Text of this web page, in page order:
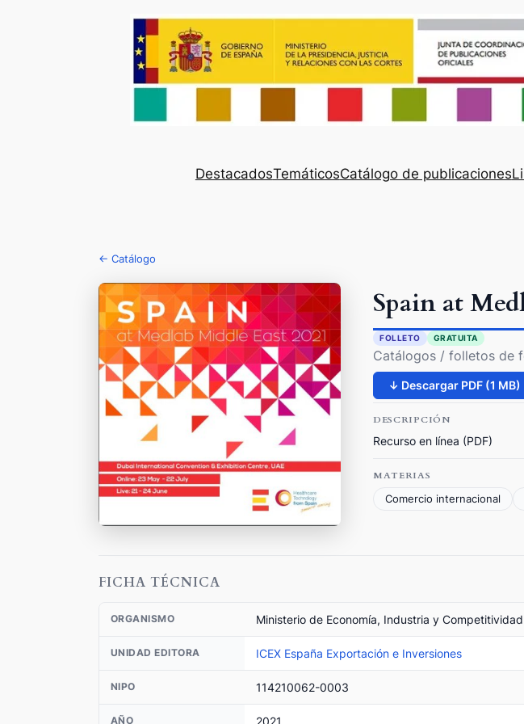
DestacadosTemáticosCatálogo de publicaciones
← Catálogo
Spain at
FOLLETO GRATUITA
Catálogos / folletos de
↓ Descargar PDF (1 MB)
DESCRIPCIÓN
Recurso en línea (PDF)
MATERIAS
Comercio internacional
FICHA TÉCNICA
ORGANISMO Ministerio de Economía, Industria y Competitividad
UNIDAD EDITORA ICEX España Exportación e Inversiones
NIPO 114210062-0003
AÑO 2021